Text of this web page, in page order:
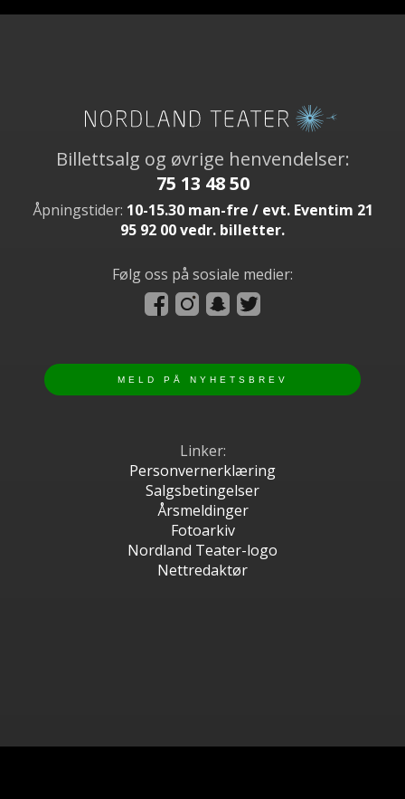
Billettsalg og øvrige henvendelser:
75 13 48 50
Åpningstider: 10-15.30 man-fre / evt. Eventim 21
95 92 00 vedr. billetter.
Følg oss på sosiale medier:
Linker:
Personvernerklæring
Salgsbetingelser
Årsmeldinger
Fotoarkiv
Nordland Teater-logo
Nettredaktør